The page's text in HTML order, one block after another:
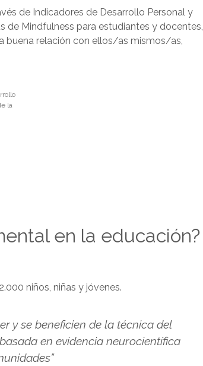
de Indicadores de Desarrollo Personal y
de Mindfulness para estudiantes y docentes,
buena relación con ellos/as mismos/as,
la
en la educación?
niños, niñas y jóvenes.
y se beneficien de la técnica del
en evidencia neurocientífica